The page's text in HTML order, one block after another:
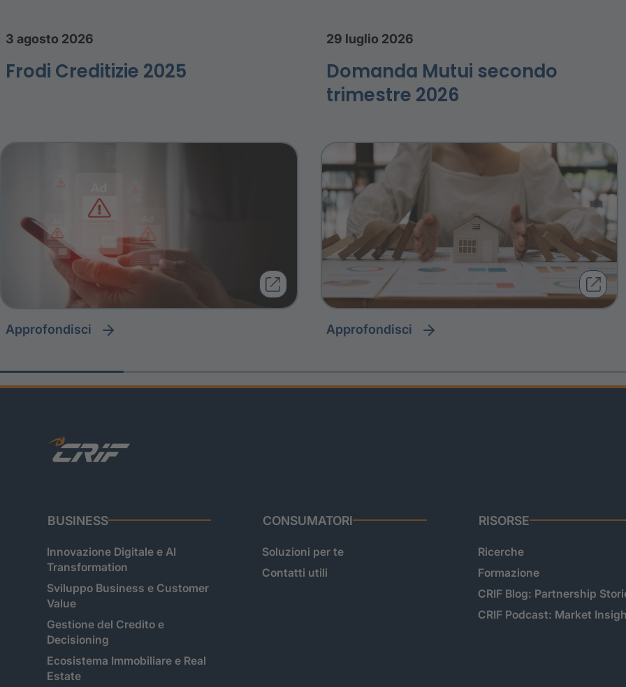
3 agosto 2026
Frodi Creditizie 2025
approfondisci
29 luglio 2026
Domanda Mutui secondo
trimestre 2026
approfondisci
BUSINESS
Innovazione Digitale e AI
Transformation
Sviluppo Business e Customer
Value
Gestione del Credito e
Decisioning
Ecosistema Immobiliare e Real
Estate
CONSUMATORI
Soluzioni per te
Contatti utili
RISORSE
Ricerche
Formazione
CRIF Blog: Partnership
CRIF Podcast: Market